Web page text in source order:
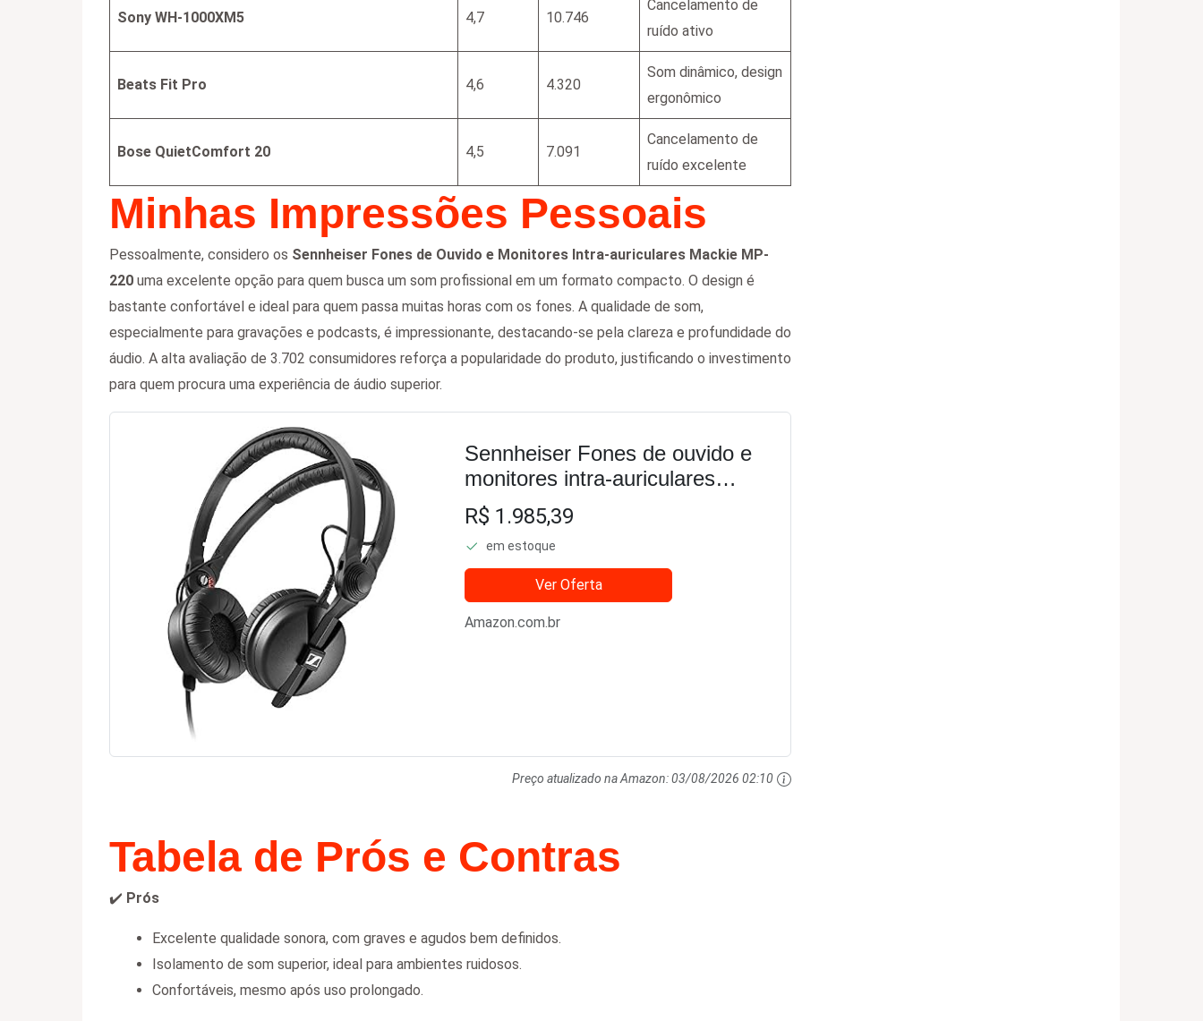
Sony WH-1000XM5 4,7 10.746
Cancelamento de
ruído ativo
Beats Fit Pro 4,6 4.320
Som dinâmico, design
ergonômico
Bose QuietComfort 20 4,5 7.091
Cancelamento de
ruído excelente
Minhas Impressões Pessoais
Pessoalmente, considero os Sennheiser Fones de Ouvido e Monitores Intra-auriculares Mackie MP-
220 uma excelente opção para quem busca um som profissional em um formato compacto. O design é
bastante confortável e ideal para quem passa muitas horas com os fones. A qualidade de som,
especialmente para gravações e podcasts, é impressionante, destacando-se pela clareza e profundidade do
áudio. A alta avaliação de 3.702 consumidores reforça a popularidade do produto, justificando o investimento
para quem procura uma experiência de áudio superior.
Sennheiser Fones de ouvido e
monitores intra-auriculares
Mackie, driver duplo (MP-220),
preto, 1 (506908)
R$ 1.985,39
em estoque
Ver Oferta
Amazon.com.br
Preço atualizado na Amazon:03/08/2026 02:10
Tabela de Prós e Contras
✔️ Prós
Excelente qualidade sonora, com graves e agudos bem definidos.
Isolamento de som superior, ideal para ambientes ruidosos.
Confortáveis, mesmo após uso prolongado.